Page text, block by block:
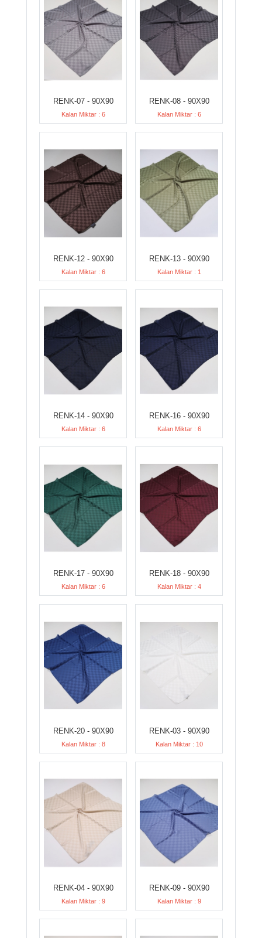
RENK-07 - 90X90
Kalan Miktar : 6
RENK-08 - 90X90
Kalan Miktar : 6
RENK-12 - 90X90
Kalan Miktar : 6
RENK-13 - 90X90
Kalan Miktar : 1
RENK-14 - 90X90
Kalan Miktar : 6
RENK-16 - 90X90
Kalan Miktar : 6
RENK-17 - 90X90
Kalan Miktar : 6
RENK-18 - 90X90
Kalan Miktar : 4
RENK-20 - 90X90
Kalan Miktar : 8
RENK-03 - 90X90
Kalan Miktar : 10
RENK-04 - 90X90
Kalan Miktar : 9
RENK-09 - 90X90
Kalan Miktar : 9